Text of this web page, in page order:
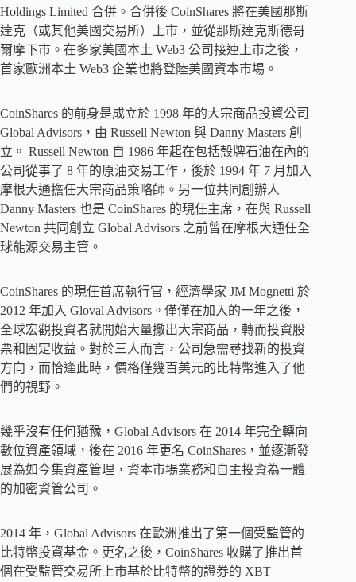
Holdings Limited 合併。合併後 CoinShares 將在美國那斯
達克（或其他美國交易所）上市，並從那斯達克斯德哥
爾摩下市。在多家美國本土 Web3 公司接連上市之後，
首家歐洲本土 Web3 企業也將登陸美國資本市場。
CoinShares 的前身是成立於 1998 年的大宗商品投資公司
Global Advisors，由 Russell Newton 與 Danny Masters 創
立。 Russell Newton 自 1986 年起在包括殼牌石油在內的
公司從事了 8 年的原油交易工作，後於 1994 年 7 月加入
摩根大通擔任大宗商品策略師。另一位共同創辦人
Danny Masters 也是 CoinShares 的現任主席，在與 Russell
Newton 共同創立 Global Advisors 之前曾在摩根大通任全
球能源交易主管。
CoinShares 的現任首席執行官，經濟學家 JM Mognetti 於
2012 年加入 Gloval Advisors。僅僅在加入的一年之後，
全球宏觀投資者就開始大量撤出大宗商品，轉而投資股
票和固定收益。對於三人而言，公司急需尋找新的投資
方向，而恰逢此時，價格僅幾百美元的比特幣進入了他
們的視野。
幾乎沒有任何猶豫，Global Advisors 在 2014 年完全轉向
數位資產領域，後在 2016 年更名 CoinShares，並逐漸發
展為如今集資產管理，資本市場業務和自主投資為一體
的加密資管公司。
2014 年，Global Advisors 在歐洲推出了第一個受監管的
比特幣投資基金。更名之後，CoinShares 收購了推出首
個在受監管交易所上市基於比特幣的證券的 XBT